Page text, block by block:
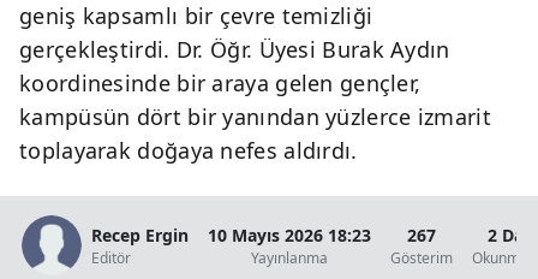
Bursa
Çanakkale
Çankırı
Çorum
Diyarbakır
geniş kapsamlı bir çevre temizliği
gerçekleştirdi. Dr. Öğr. Üyesi Burak Aydın
koordinesinde bir araya gelen gençler,
kampüsün dört bir yanından yüzlerce izmarit
toplayarak doğaya nefes aldırdı.
Recep Ergin
Editör
10 Mayıs 2026 18:23
Yayınlanma
267
Gösterim
2
Okunma